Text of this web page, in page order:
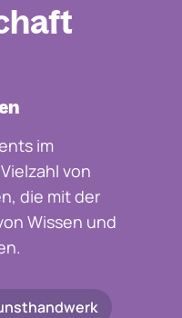
im
von
die mit der
Wissen und